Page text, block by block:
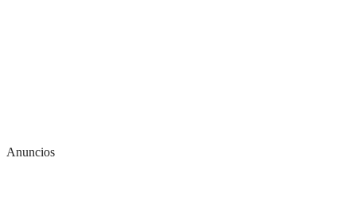
Anuncios